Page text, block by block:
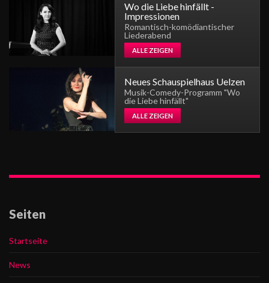
Wo die Liebe hinfällt -
Impressionen
Romantisch-komödiantischer
Liederabend
ALLE ZEIGEN
Neues Schauspielhaus Uelzen
Musik-Comedy-Programm "Wo
die Liebe hinfällt"
ALLE ZEIGEN
Seiten
Startseite
News